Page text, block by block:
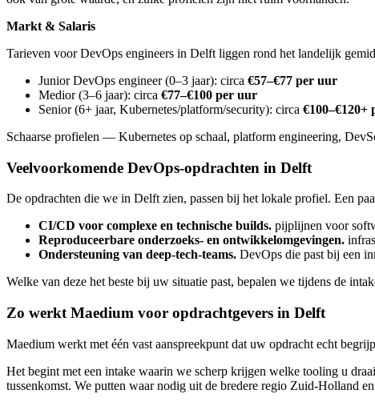
Markt & Salaris
Tarieven voor DevOps engineers in Delft liggen rond het landelijk
Junior DevOps engineer (0–3 jaar): circa €57–€77 per uur
Medior (3–6 jaar): circa €77–€100 per uur
Senior (6+ jaar, Kubernetes/platform/security): circa €100–€120+
Schaarse profielen — Kubernetes op schaal, platform engineering,
Veelvoorkomende DevOps-opdrachten in Delft
De opdrachten die we in Delft zien, passen bij het lokale profiel. Een
CI/CD voor complexe en technische builds. pijplijnen voor
Reproduceerbare onderzoeks- en ontwikkelomgevingen.
Ondersteuning van deep-tech-teams. DevOps die past bij een
Welke van deze het beste bij uw situatie past, bepalen we tijdens de
Zo werkt Maedium voor opdrachtgevers in Delft
Maedium werkt met één vast aanspreekpunt dat uw opdracht echt
Het begint met een intake waarin we scherp krijgen welke tooling u
tussenkomst. We putten waar nodig uit de bredere regio Zuid-Holland